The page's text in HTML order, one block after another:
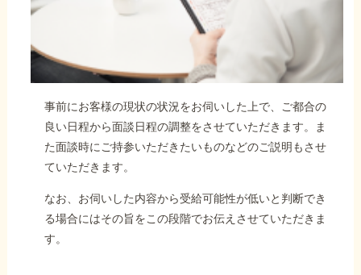
事前にお客様の現状の状況をお伺いした上で、ご都合の
良い日程から面談日程の調整をさせていただきます。ま
た面談時にご持参いただきたいものなどのご説明もさせ
ていただきます。
なお、お伺いした内容から受給可能性が低いと判断でき
る場合にはその旨をこの段階でお伝えさせていただきま
す。